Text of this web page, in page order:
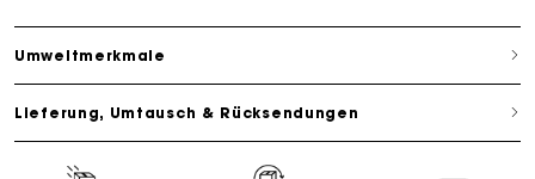
Umweltmerkmale
Lieferung, Umtausch & Rücksendungen